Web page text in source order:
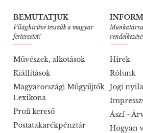
BEMUTATJUK
Világhírűvé tesszük a magyar
festészetet!
Művészek, alkotások
Kiállítások
Magyarországi Műgyűjtők
Lexikona
Profi kereső
Postatakarékpénztár
Hírek
Rólunk
Jogi
Ászf -
Hogyan